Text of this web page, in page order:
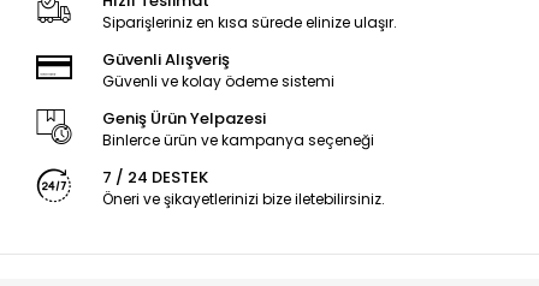
Siparişleriniz en kısa sürede elinize ulaşır.
Güvenli Alışveriş
Güvenli ve kolay ödeme sistemi
Geniş Ürün Yelpazesi
Binlerce ürün ve kampanya seçeneği
7 / 24 DESTEK
Öneri ve şikayetlerinizi bize iletebilirsiniz.